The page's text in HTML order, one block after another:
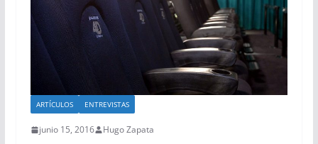
ARTÍCULOS ENTREVISTAS
junio 15, 2016 Hugo Zapata